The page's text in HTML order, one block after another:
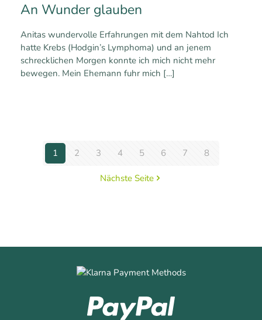
An Wunder glauben
Anitas wundervolle Erfahrungen mit dem Nahtod Ich
hatte Krebs (Hodgin’s Lymphoma) und an jenem
schrecklichen Morgen konnte ich mich nicht mehr
bewegen. Mein Ehemann fuhr mich […]
1 2 3 4 5 6 7 8
Nächste Seite